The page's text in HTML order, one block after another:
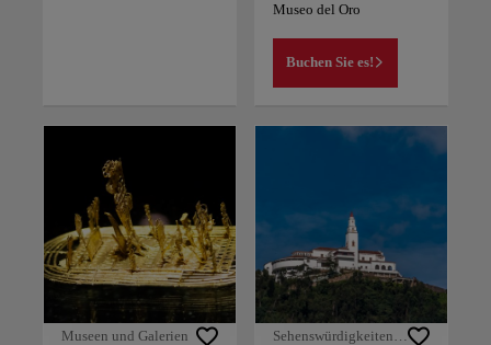
Museo del Oro
Buchen Sie es!
Museen und Galerien